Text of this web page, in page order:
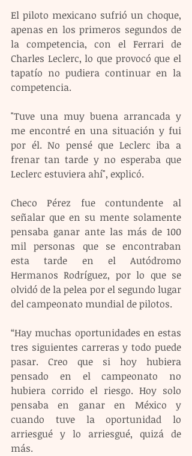
El piloto mexicano sufrió un choque,
apenas en los primeros segundos de
la competencia, con el Ferrari de
Charles Leclerc, lo que provocó que el
tapatío no pudiera continuar en la
competencia.
"Tuve una muy buena arrancada y
me encontré en una situación y fui
por él. No pensé que Leclerc iba a
frenar tan tarde y no esperaba que
Leclerc estuviera ahí", explicó.
Checo Pérez fue contundente al
señalar que en su mente solamente
pensaba ganar ante las más de 100
mil personas que se encontraban
esta tarde en el Autódromo
Hermanos Rodríguez, por lo que se
olvidó de la pelea por el segundo lugar
del campeonato mundial de pilotos.
“Hay muchas oportunidades en estas
tres siguientes carreras y todo puede
pasar. Creo que si hoy hubiera
pensado en el campeonato no
hubiera corrido el riesgo. Hoy solo
pensaba en ganar en México y
cuando tuve la oportunidad lo
arriesgué y lo arriesgué, quizá de
más.